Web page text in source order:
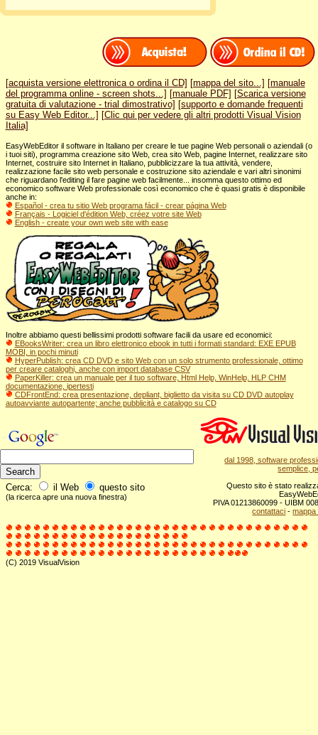
[acquista versione elettronica o ordina il CD] [mappa del sito...] [manuale
del programma online - screen shots...] [manuale PDF] [Scarica versione
gratuita di valutazione - trial dimostrativo] [supporto e domande frequenti
su Easy Web Editor...] [Clic qui per vedere gli altri prodotti Visual Vision
Italia]
EasyWebEditor il software in Italiano per creare le tue pagine Web personali o aziendali (o
i tuoi siti), programma creazione sito Web, crea sito Web, pagine Internet, realizzare sito
Internet, costruire sito Internet in Italiano, pubblicizzare la tua attività, vendere,
realizzazione facile sito web personale e costruzione sito aziendale e vari altri sinonimi
che riguardano l'editing il fare pagine web facilmente... insomma questo ottimo ed
economico software Web professionale così economico che è quasi gratis è disponibile
anche in:
Español - crea tu sitio Web programa fácil- crear página Web
Français - Logiciel d'édition Web, créez votre site Web
English - create your own web site with ease
Inoltre abbiamo questi bellissimi prodotti software facili da usare ed economici:
EBooksWriter: crea un libro elettronico ebook in tutti i formati standard: EXE EPUB
MOBI, in pochi minuti
HyperPublish: crea CD DVD e sito Web con un solo strumento professionale, ottimo
per creare cataloghi, anche con import database CSV
PaperKiller: crea un manuale per il tuo software, Html Help, WinHelp, HLP CHM
documentazione, ipertesti
CDFrontEnd: crea presentazione, depliant, biglietto da visita su CD DVD autoplay
autoavviante autopartente; anche pubblicità e catalogo su CD
Cerca: il Web questo sito
(la ricerca apre una nuova finestra)
dal 1998, software
semplice,
Questo sito è stato
PIVA 01213860099 - UIBM
contattaci -mappa
(C) 2019 VisualVision